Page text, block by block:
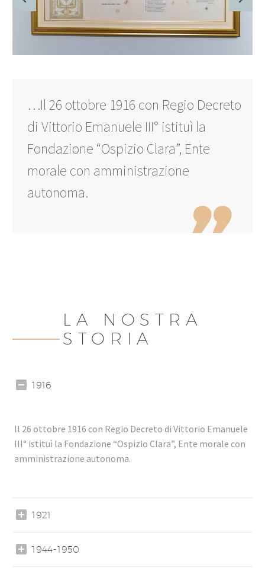
…Il 26 ottobre 1916 con Regio Decreto
di Vittorio Emanuele III° istituì la
Fondazione “Ospizio Clara”, Ente
morale con amministrazione
autonoma.

LA NOSTRA
STORIA
1916
Il 26 ottobre 1916 con Regio Decreto di Vittorio Emanuele
III° istituì la Fondazione “Ospizio Clara”, Ente morale con
amministrazione autonoma.
1921
1944-1950